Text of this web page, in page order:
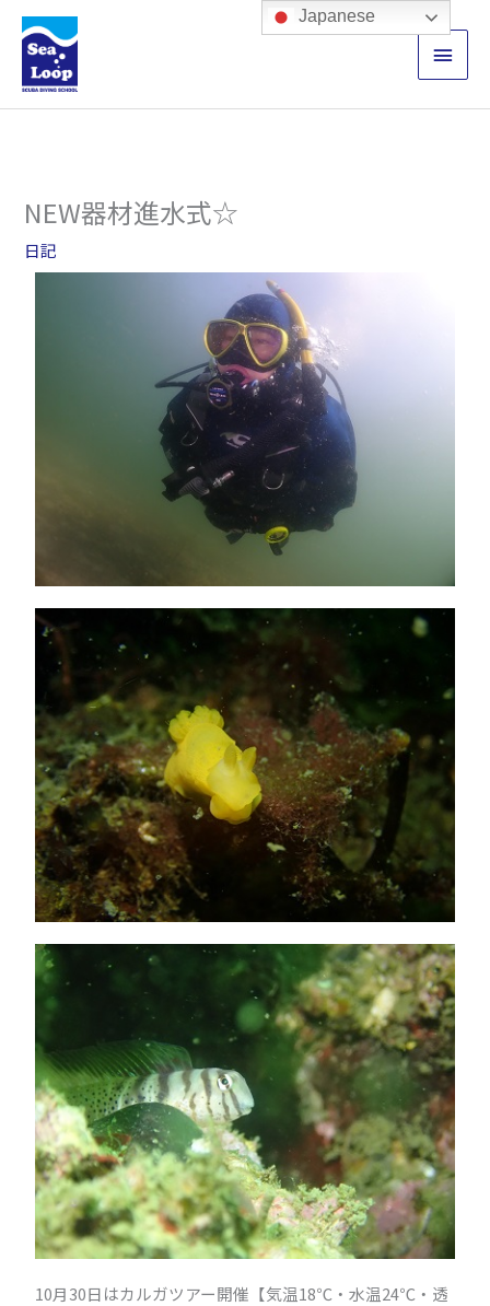
キ
メ
イ
ン
NEW器材進水式☆
日記
10月30日はカルガツアー開催【気温18℃・水温24℃・透
Japanese